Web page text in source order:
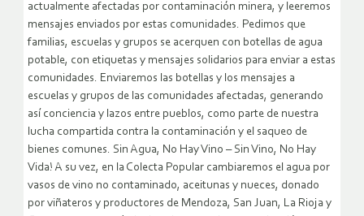
actualmente afectadas por contaminación minera, y leeremos
mensajes enviados por estas comunidades. Pedimos que
familias, escuelas y grupos se acerquen con botellas de agua
potable, con etiquetas y mensajes solidarios para enviar a estas
comunidades. Enviaremos las botellas y los mensajes a
escuelas y grupos de las comunidades afectadas, generando
así conciencia y lazos entre pueblos, como parte de nuestra
lucha compartida contra la contaminación y el saqueo de
bienes comunes. Sin Agua, No Hay Vino – Sin Vino, No Hay
Vida! A su vez, en la Colecta Popular cambiaremos el agua por
vasos de vino no contaminado, aceitunas y nueces, donado
por viñateros y productores de Mendoza, San Juan, La Rioja y